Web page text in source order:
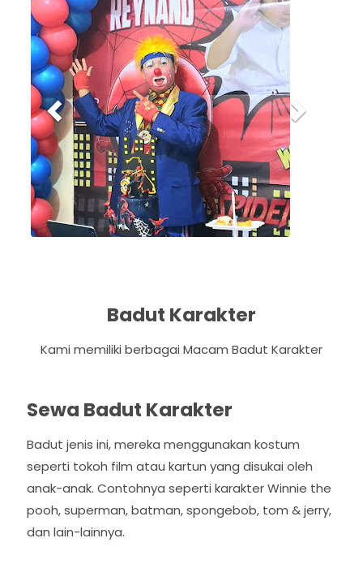
e
v
i
o
u
s
Badut Karakter
Kami memiliki berbagai Macam Badut Karakter
Sewa Badut Karakter
Badut jenis ini, mereka menggunakan kostum
seperti tokoh film atau kartun yang disukai oleh
anak-anak. Contohnya seperti karakter Winnie the
pooh, superman, batman, spongebob, tom & jerry,
dan lain-lainnya.